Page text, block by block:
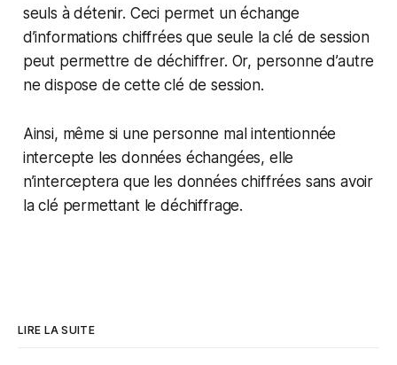
seuls à détenir. Ceci permet un échange
d’informations chiffrées que seule la clé de session
peut permettre de déchiffrer. Or, personne d’autre
ne dispose de cette clé de session.
Ainsi, même si une personne mal intentionnée
intercepte les données échangées, elle
n’interceptera que les données chiffrées sans avoir
la clé permettant le déchiffrage.
LIRE LA SUITE